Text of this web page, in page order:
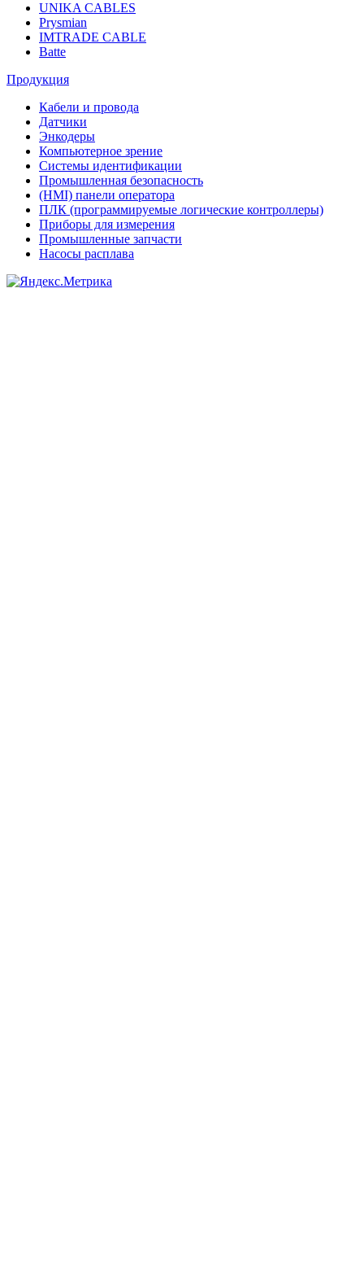
UNIKA CABLES
Prysmian
IMTRADE CABLE
Batte
Продукция
Кабели и провода
Датчики
Энкодеры
Компьютерное зрение
Системы идентификации
Промышленная безопасность
(HMI) панели оператора
ПЛК (программируемые логические контроллеры)
Приборы для измерения
Промышленные запчасти
Насосы расплава